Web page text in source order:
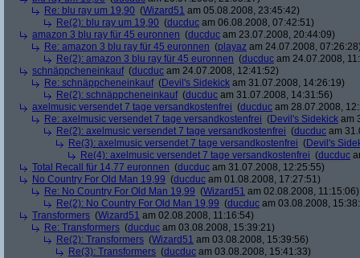
Re: blu ray um 19,90 (Wizard51 am 05.08.2008, 23:45:42)
Re(2): blu ray um 19,90 (ducduc am 06.08.2008, 07:42:51)
amazon 3 blu ray für 45 euronnen (ducduc am 23.07.2008, 20:44:09)
Re: amazon 3 blu ray für 45 euronnen (playaz am 24.07.2008,
Re(2): amazon 3 blu ray für 45 euronnen (ducduc am 24.07.2008,
schnäppcheneinkauf(ducduc am 24.07.2008, 12:41:52)
Re: schnäppcheneinkauf(Devil's Sidekick am 31.07.2008, 14:26:19)
Re(2): schnäppcheneinkauf(ducduc am 31.07.2008, 14:31:56)
axelmusic versendet 7 tage versandkostenfrei (ducduc am 28.07.2008,
Re: axelmusic versendet 7 tage versandkostenfrei (Devil's Sidekick am
Re(2): axelmusic versendet 7 tage versandkostenfrei (ducduc am
Re(3): axelmusic versendet 7 tage versandkostenfrei (Devil's
Re(4): axelmusic versendet 7 tage versandkostenfrei (ducduc
Total Recall für 14,77 euronnen (ducduc am 31.07.2008, 12:25:55)
No Country For Old Man 19,99 (ducduc am 01.08.2008, 17:27:51)
Re: No Country For Old Man 19,99 (Wizard51 am 02.08.2008, 11:15:06)
Re(2): No Country For Old Man 19,99 (ducduc am 03.08.2008,
Transformers (Wizard51 am 02.08.2008, 11:16:54)
Re: Transformers (ducduc am 03.08.2008, 15:39:21)
Re(2): Transformers (Wizard51 am 03.08.2008, 15:39:56)
Re(3): Transformers (ducduc am 03.08.2008, 15:41:33)